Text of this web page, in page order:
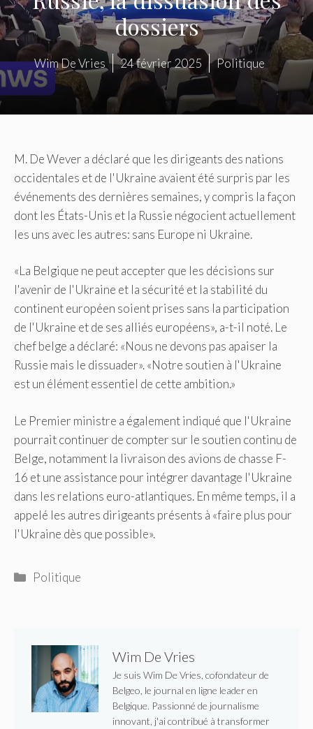
dossiers
Wim De Vries 24 février 2025 Politique
M. De Wever a déclaré que les dirigeants des nations
occidentales et de l'Ukraine avaient été surpris par les
événements des dernières semaines, y compris la façon
dont les États-Unis et la Russie négocient actuellement
les uns avec les autres: sans Europe ni Ukraine.
«La Belgique ne peut accepter que les décisions sur
l'avenir de l'Ukraine et la sécurité et la stabilité du
continent européen soient prises sans la participation
de l'Ukraine et de ses alliés européens», a-t-il noté. Le
chef belge a déclaré: «Nous ne devons pas apaiser la
Russie mais le dissuader». «Notre soutien à l'Ukraine
est un élément essentiel de cette ambition.»
Le Premier ministre a également indiqué que l'Ukraine
pourrait continuer de compter sur le soutien continu de
Belge, notamment la livraison des avions de chasse F-
16 et une assistance pour intégrer davantage l'Ukraine
dans les relations euro-atlantiques. En même temps, il a
appelé les autres dirigeants présents à «faire plus pour
l'Ukraine dès que possible».
Catégories
Politique
Wim De Vries
Je suis Wim De Vries, cofondateur de
Belgeo, le journal en ligne leader en
Belgique. Passionné de journalisme
innovant, j'ai contribué à transformer